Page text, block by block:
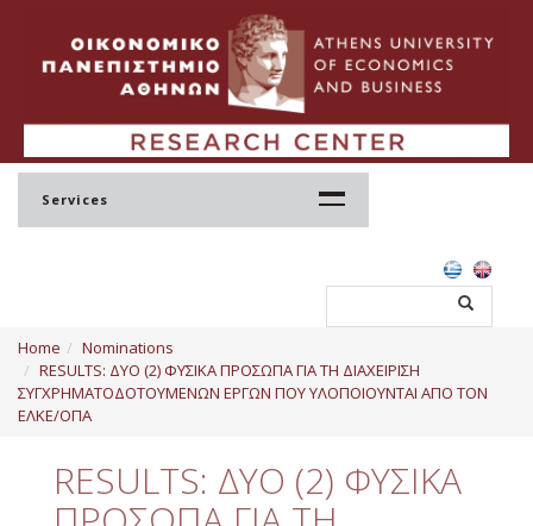
Services
Profile
Regulation
Staff
Home
Nominations
RESULTS: ΔΥΟ (2) ΦΥΣΙΚΑ ΠΡΟΣΩΠΑ ΓΙΑ ΤΗ ΔΙΑΧΕΙΡΙΣΗ
ΣΥΓΧΡΗΜΑΤΟΔΟΤΟΥΜΕΝΩΝ ΕΡΓΩΝ ΠΟΥ ΥΛΟΠΟΙΟΥΝΤΑΙ ΑΠΟ ΤΟΝ
ΕΛΚΕ/ΟΠΑ
RESULTS: ΔΥΟ (2) ΦΥΣΙΚΑ